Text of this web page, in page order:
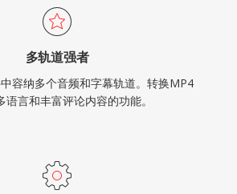
多轨道强者
容纳多个音频和字幕轨道。转换MP4
语言和丰富评论内容的功能。